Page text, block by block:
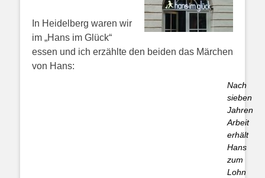
In Heidelberg waren wir
im „Hans im Glück“
essen und ich erzählte den beiden das Märchen
von Hans:
Nach
sieben
Jahren
Arbeit
erhält
Hans
zum
Lohn